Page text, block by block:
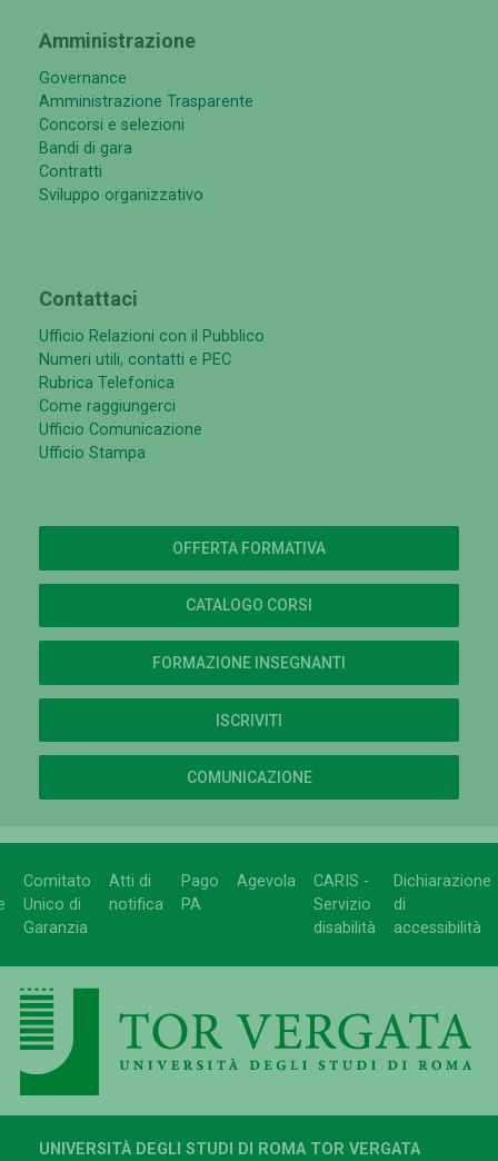
Amministrazione
Governance
Amministrazione Trasparente
Concorsi e selezioni
Bandi di gara
Contratti
Sviluppo organizzativo
Contattaci
Ufficio Relazioni con il Pubblico
Numeri utili, contatti e PEC
Rubrica Telefonica
Come raggiungerci
Ufficio Comunicazione
Ufficio Stampa
OFFERTA FORMATIVA
CATALOGO CORSI
FORMAZIONE INSEGNANTI
ISCRIVITI
COMUNICAZIONE
Comitato
Unico di
Garanzia
Atti di
notifica
Pago
PA
Agevola
CARIS -
Servizio
disabilità
Dichiarazione
di
accessibilità
UNIVERSITÀ DEGLI STUDI DI ROMA TOR VERGATA